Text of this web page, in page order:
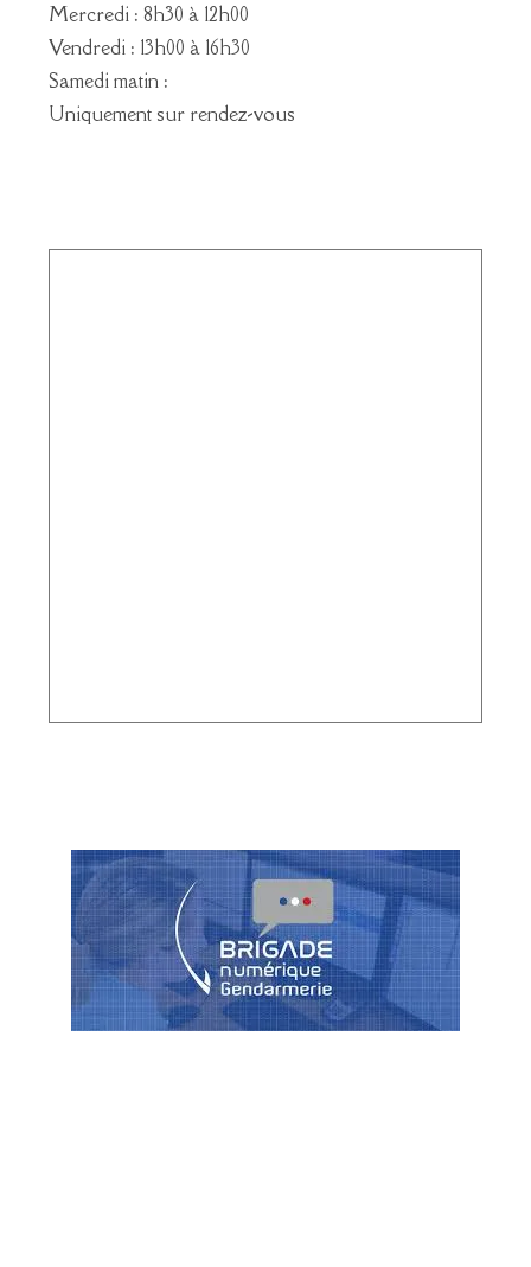
Mercredi : 8h30 à 12h00
Vendredi : 13h00 à 16h30
Samedi matin :
Uniquement sur rendez-vous